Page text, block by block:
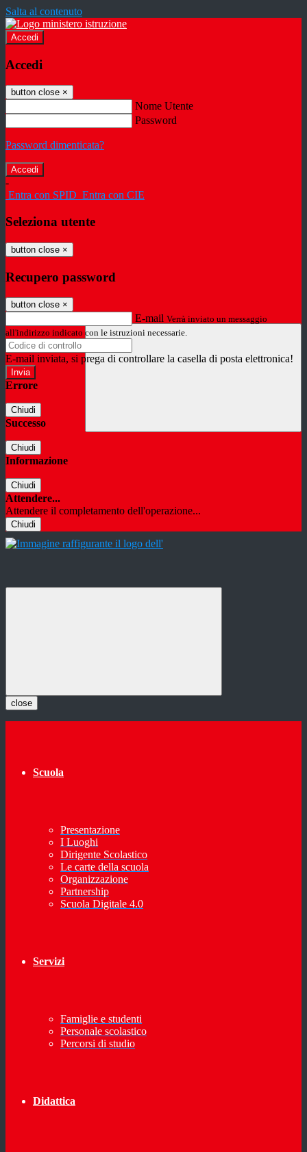
Salta al contenuto
Accedi
Accedi
button close ×
Nome Utente
Password
Password dimenticata?
-
Entra con SPID Entra con CIE
Seleziona utente
button close ×
Recupero password
button close ×
E-mail Verrà inviato un messaggio
all'indirizzo indicato con le istruzioni necessarie.
E-mail inviata, si prega di controllare la casella di posta elettronica!
Errore
Chiudi
Successo
Chiudi
Informazione
Chiudi
Attendere...
Attendere il completamento dell'operazione...
Chiudi
close
Scuola
Presentazione
I Luoghi
Dirigente Scolastico
Le carte della scuola
Organizzazione
Partnership
Scuola Digitale 4.0
Servizi
Famiglie e studenti
Personale scolastico
Percorsi di studio
Didattica